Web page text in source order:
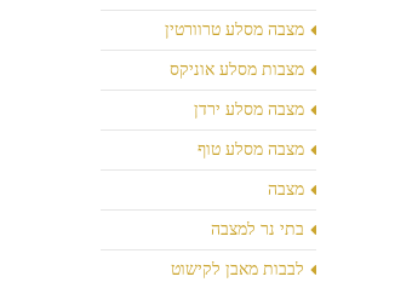
מצבה מסלע טרוורטין
מצבות מסלע אוניקס
מצבה מסלע ירדן
מצבה מסלע טוף
מצבה
בתי נר למצבה
לבבות מאבן לקישוט